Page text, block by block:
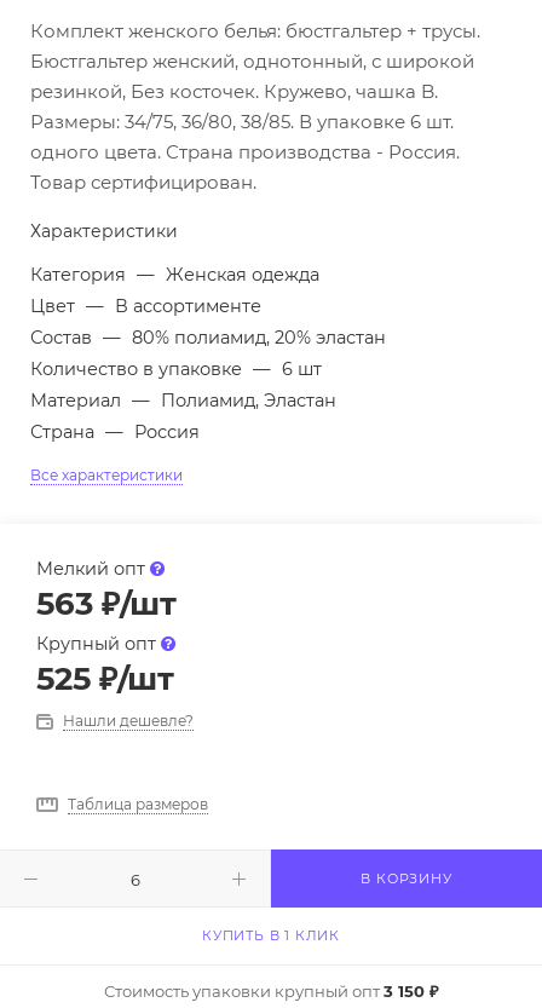
Комплект женского белья: бюстгальтер + трусы.
Бюстгальтер женский, однотонный, с широкой
резинкой, Без косточек. Кружево, чашка B.
Размеры: 34/75, 36/80, 38/85. В упаковке 6 шт.
одного цвета. Страна производства - Россия.
Товар сертифицирован.
Характеристики
Категория — Женская одежда
Цвет —
В ассортименте
Состав — 80% полиамид, 20% эластан
Количество в упаковке — 6 шт
Материал —
Полиамид, Эластан
Страна — Россия
Все характеристики
Мелкий опт
563 ₽/шт
Крупный опт
525 ₽/шт
Нашли дешевле?
Таблица размеров
В КОРЗИНУ
КУПИТЬ В 1 КЛИК
Стоимость упаковки крупный опт3 150 ₽